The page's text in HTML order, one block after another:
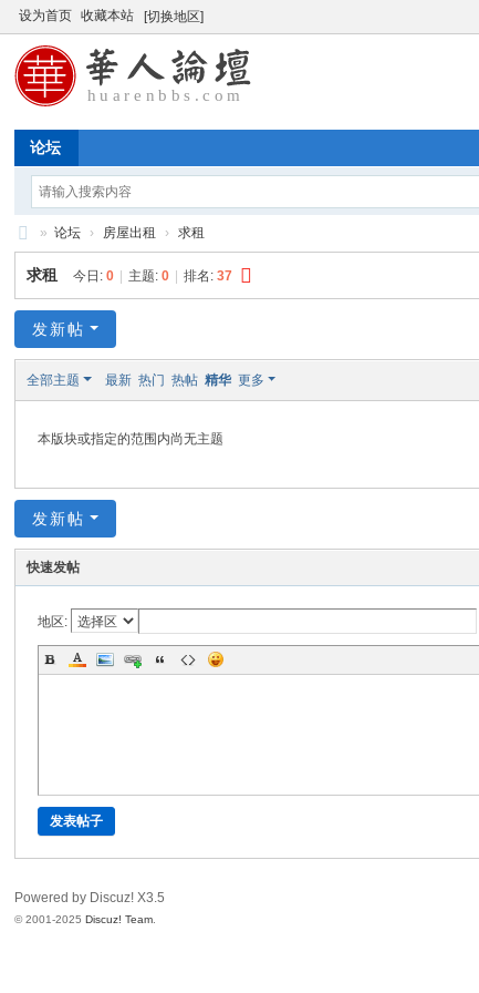
设为首页 收藏本站 [切换地区]
论坛
华
人
论
坛
» 论坛 › 房屋出租 › 求租
求租 今日:0 主题:0 排名:37
发新帖
全部主题 最新 热门 热帖 精华 更多
本版块或指定的范围内尚无主题
发新帖
快速发帖
地区:
发表帖子
Powered by Discuz!X3.5
© 2001-2025Discuz! Team